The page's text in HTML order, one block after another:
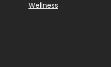
Wellness